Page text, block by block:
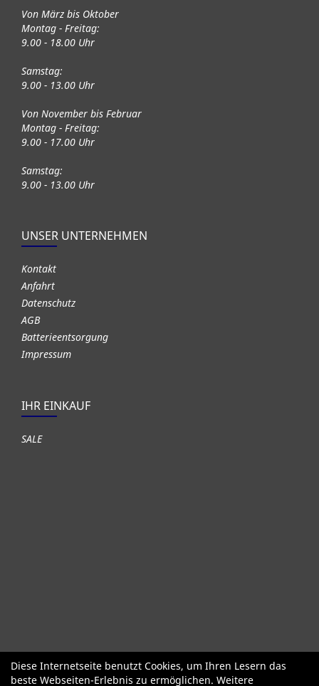
Von März bis Oktober
Montag - Freitag:
9.00 - 18.00 Uhr
Samstag:
9.00 - 13.00 Uhr
Von November bis Februar
Montag - Freitag:
9.00 - 17.00 Uhr
Samstag:
9.00 - 13.00 Uhr
UNSER UNTERNEHMEN
Kontakt
Anfahrt
Datenschutz
AGB
Batterieentsorgung
Impressum
IHR EINKAUF
SALE
Fahrräder Gute gebrauchte Fahrräder
Roller + Laufräder
Diese Internetseite benutzt Cookies, um Ihren Lesern das
beste Webseiten-Erlebnis zu ermöglichen. Weitere